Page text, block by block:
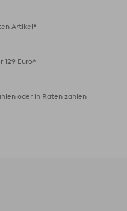
Artikel*
129 Euro*
oder in Raten zahlen